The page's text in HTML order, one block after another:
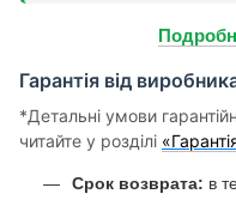
Гарантія від
*Детальні умови
читайте у розділі
Срок возврата: в